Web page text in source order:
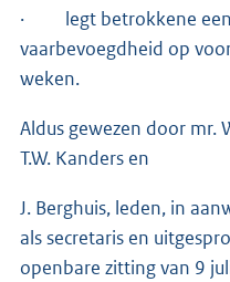
· legt betrokkene een
vaarbevoegdheid op
weken.
Aldus gewezen door mr.
T.W. Kanders en
J. Berghuis, leden, in
als secretaris en
openbare zitting van 9